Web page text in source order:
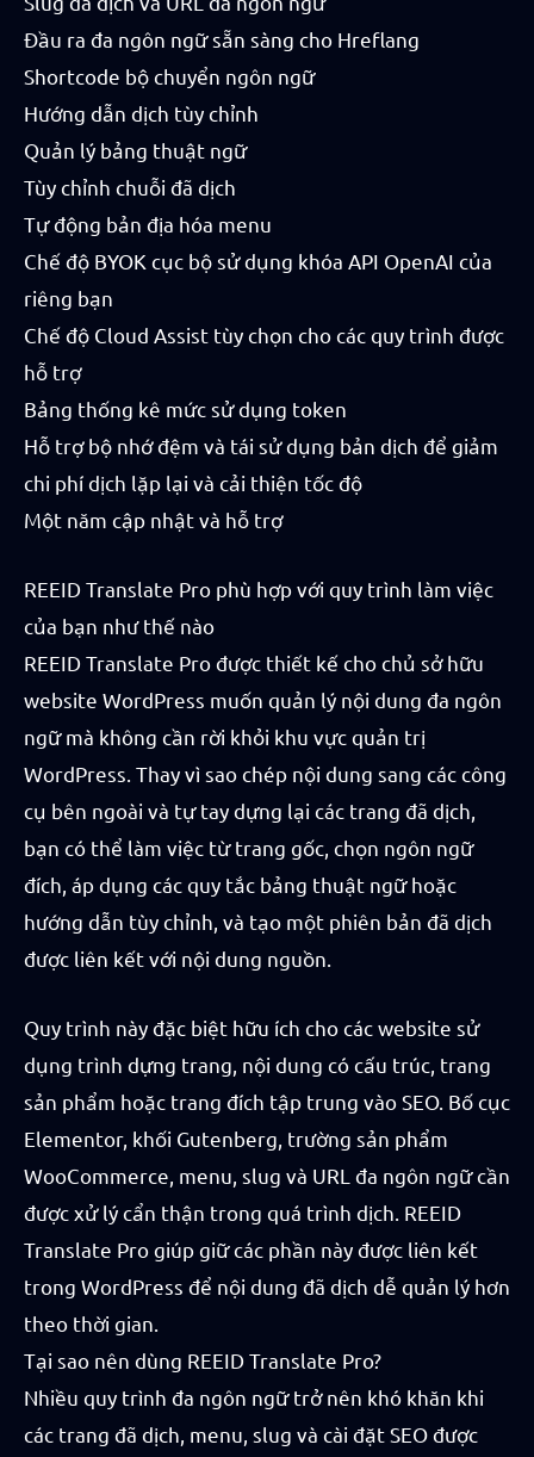
Đầu ra đa ngôn ngữ sẵn sàng cho Hreflang
Shortcode bộ chuyển ngôn ngữ
Hướng dẫn dịch tùy chỉnh
Quản lý bảng thuật ngữ
Tùy chỉnh chuỗi đã dịch
Tự động bản địa hóa menu
Chế độ BYOK cục bộ sử dụng khóa API OpenAI của
riêng bạn
Chế độ Cloud Assist tùy chọn cho các quy trình được
hỗ trợ
Bảng thống kê mức sử dụng token
Hỗ trợ bộ nhớ đệm và tái sử dụng bản dịch để giảm
chi phí dịch lặp lại và cải thiện tốc độ
Một năm cập nhật và hỗ trợ
REEID Translate Pro phù hợp với quy trình làm việc
của bạn như thế nào
REEID Translate Pro được thiết kế cho chủ sở hữu
website WordPress muốn quản lý nội dung đa ngôn
ngữ mà không cần rời khỏi khu vực quản trị
WordPress. Thay vì sao chép nội dung sang các công
cụ bên ngoài và tự tay dựng lại các trang đã dịch,
bạn có thể làm việc từ trang gốc, chọn ngôn ngữ
đích, áp dụng các quy tắc bảng thuật ngữ hoặc
hướng dẫn tùy chỉnh, và tạo một phiên bản đã dịch
được liên kết với nội dung nguồn.
Quy trình này đặc biệt hữu ích cho các website sử
dụng trình dựng trang, nội dung có cấu trúc, trang
sản phẩm hoặc trang đích tập trung vào SEO. Bố cục
Elementor, khối Gutenberg, trường sản phẩm
WooCommerce, menu, slug và URL đa ngôn ngữ cần
được xử lý cẩn thận trong quá trình dịch. REEID
Translate Pro giúp giữ các phần này được liên kết
trong WordPress để nội dung đã dịch dễ quản lý hơn
theo thời gian.
Tại sao nên dùng REEID Translate Pro?
Nhiều quy trình đa ngôn ngữ trở nên khó khăn khi
các trang đã dịch, menu, slug và cài đặt SEO được